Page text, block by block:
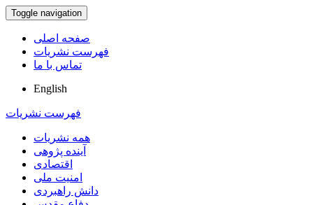
Toggle navigation
صفحه اصلی
فهرست نشریات
تماس با ما
English
فهرست نشریات
همه نشریات
آینده پژوهی
اقتصادی
امنیت ملی
دانش راهبردی